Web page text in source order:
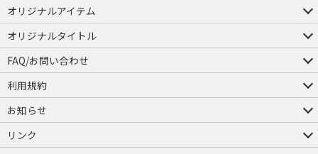
オリジナルアイテム
つままれ
つかまれ
ピョコッテ
オリジナルタイトル
アイテムヤ
ミスカトニック大學購買部
FAQ/お問い合わせ
FAQ
お問い合わせ
利用規約
会員規約・ポイント規約
特定商取引法に関する表示
プライバシーポリシー
お知らせ
店舗情報
採用情報
発売日変更のお知らせ
販売代理店・取扱店募集
海外のご案内（English）
リンク